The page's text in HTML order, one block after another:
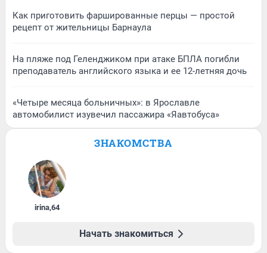
Как приготовить фаршированные перцы — простой
рецепт от жительницы Барнаула
На пляже под Геленджиком при атаке БПЛА погибли
преподаватель английского языка и ее 12-летняя дочь
«Четыре месяца больничных»: в Ярославле
автомобилист изувечил пассажира «Яавтобуса»
ЗНАКОМСТВА
irina,64
Начать знакомиться